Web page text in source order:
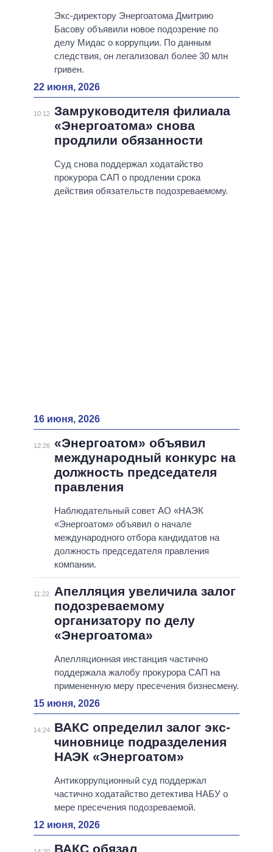
Экс-директору Энергоатома Дмитрию
Басову объявили новое подозрение по
делу Мидас о коррупции. По данным
следствия, он легализовал более 30 млн
гривен.
22 июня, 2026
10:12 Замруководителя филиала
«Энергоатома» снова
продлили обязанности
Суд снова поддержал ходатайство
прокурора САП о продлении срока
действия обязательств подозреваемому.
16 июня, 2026
12:26
«Энергоатом» объявил
международный конкурс на
должность председателя
правления
Наблюдательный совет АО «НАЭК
«Энергоатом» объявил о начале
международного отбора кандидатов на
должность председателя правления
компании.
11:22
Апелляция увеличила залог
подозреваемому
организатору по делу
«Энергоатома»
Апелляционная инстанция частично
поддержала жалобу прокурора САП на
примененную меру пресечения бизнесмену.
15 июня, 2026
14:24
ВАКС определил залог экс-
чиновнице подразделения
НАЭК «Энергоатом»
Антикоррупционный суд поддержал
частично ходатайство детектива НАБУ о
мере пресечения подозреваемой.
12 июня, 2026
ВАКС обязал